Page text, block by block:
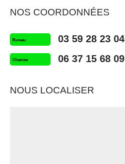
NOS COORDONNÉES
Bureau 03 59 28 23 04
Chantier 06 37 15 68 09
NOUS LOCALISER